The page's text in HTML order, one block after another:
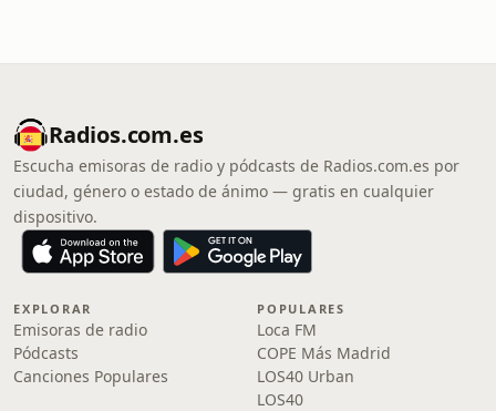
Radios.com.es
Escucha emisoras de radio y pódcasts de Radios.com.es por
ciudad, género o estado de ánimo — gratis en cualquier
dispositivo.
EXPLORAR
Emisoras de radio
Pódcasts
Canciones Populares
POPULARES
Loca FM
COPE Más Madrid
LOS40 Urban
LOS40